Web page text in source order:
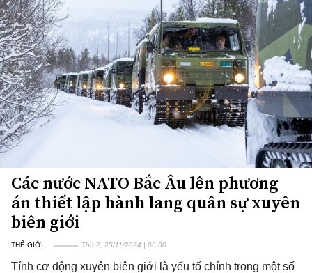
Các nước NATO Bắc Âu lên phương
án thiết lập hành lang quân sự xuyên
biên giới
THẾ GIỚI Thứ 2, 25/11/2024 | 06:00
Tính cơ động xuyên biên giới là yếu tố chính trong một số